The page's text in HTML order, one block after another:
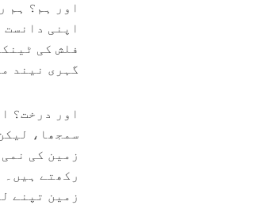
اور ہم؟ ہم
اپنی
فلش کی
گہری نیند
اور درخت؟
سمجھا،
زمین کی
رکھتے ہیں۔
زمین تپنے